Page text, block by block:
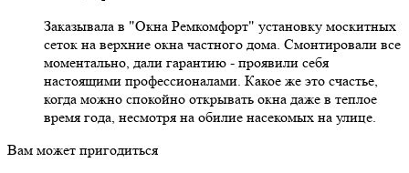
Заказывала в "Окна Ремкомфорт" установку москитных
сеток на верхние окна частного дома. Смонтировали все
моментально, дали гарантию - проявили себя
настоящими профессионалами. Какое же это счастье,
когда можно спокойно открывать окна даже в теплое
время года, несмотря на обилие насекомых на улице.
Вам может пригодиться